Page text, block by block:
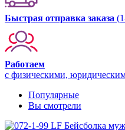
Быстрая отправка заказа
Работаем
с физическими,
Популярные
Вы смотрели